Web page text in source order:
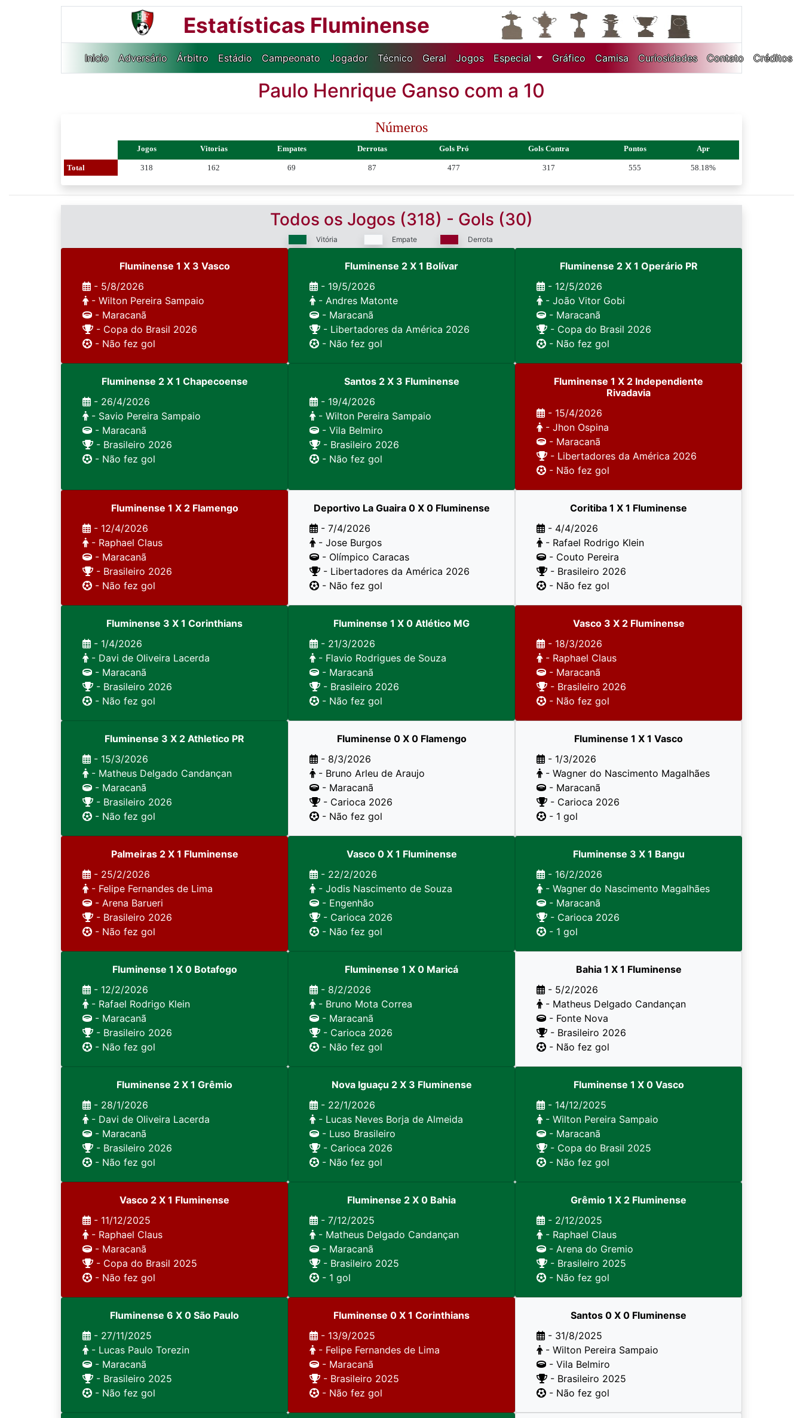
Estatísticas Fluminense
Inicio Adversário Árbitro Estádio Campeonato Jogador Técnico Geral Jogos Especial Gráfico Camisa Curiosidades Contato Créditos
Paulo Henrique Ganso com a 10
Números
Jogos Vitorias Empates Derrotas Gols Pró Gols Contra Pontos Apr
Total 318 162 69 87 477 317 555 58.18%
Todos os Jogos (318) - Gols (30)
Vitória Empate Derrota
Fluminense 1 X 3 Vasco
- 5/8/2026
- Wilton Pereira Sampaio
- Maracanã
- Copa do Brasil 2026
- Não fez gol
Fluminense 2 X 1 Bolívar
- 19/5/2026
- Andres Matonte
- Maracanã
- Libertadores da América 2026
- Não fez gol
Fluminense 2 X 1 Operário PR
- 12/5/2026
- João Vitor Gobi
- Maracanã
- Copa do Brasil 2026
- Não fez gol
Fluminense 2 X 1 Chapecoense
- 26/4/2026
- Savio Pereira Sampaio
- Maracanã
- Brasileiro 2026
- Não fez gol
Santos 2 X 3 Fluminense
- 19/4/2026
- Wilton Pereira Sampaio
- Vila Belmiro
- Brasileiro 2026
- Não fez gol
Fluminense 1 X 2 Independiente
Rivadavia
- 15/4/2026
- Jhon Ospina
- Maracanã
- Libertadores da América 2026
- Não fez gol
Fluminense 1 X 2 Flamengo
- 12/4/2026
- Raphael Claus
- Maracanã
- Brasileiro 2026
- Não fez gol
Deportivo La Guaira 0 X 0 Fluminense
- 7/4/2026
- Jose Burgos
- Olímpico Caracas
- Libertadores da América 2026
- Não fez gol
Coritiba 1 X 1 Fluminense
- 4/4/2026
- Rafael Rodrigo Klein
- Couto Pereira
- Brasileiro 2026
- Não fez gol
Fluminense 3 X 1 Corinthians
- 1/4/2026
- Davi de Oliveira Lacerda
- Maracanã
- Brasileiro 2026
- Não fez gol
Fluminense 1 X 0 Atlético MG
- 21/3/2026
- Flavio Rodrigues de Souza
- Maracanã
- Brasileiro 2026
- Não fez gol
Vasco 3 X 2 Fluminense
- 18/3/2026
- Raphael Claus
- Maracanã
- Brasileiro 2026
- Não fez gol
Fluminense 3 X 2 Athletico PR
- 15/3/2026
- Matheus Delgado Candançan
- Maracanã
- Brasileiro 2026
- Não fez gol
Fluminense 0 X 0 Flamengo
- 8/3/2026
- Bruno Arleu de Araujo
- Maracanã
- Carioca 2026
- Não fez gol
Fluminense 1 X 1 Vasco
- 1/3/2026
- Wagner do Nascimento Magalhães
- Maracanã
- Carioca 2026
- 1 gol
Palmeiras 2 X 1 Fluminense
- 25/2/2026
- Felipe Fernandes de Lima
- Arena Barueri
- Brasileiro 2026
- Não fez gol
Vasco 0 X 1 Fluminense
- 22/2/2026
- Jodis Nascimento de Souza
- Engenhão
- Carioca 2026
- Não fez gol
Fluminense 3 X 1 Bangu
- 16/2/2026
- Wagner do Nascimento Magalhães
- Maracanã
- Carioca 2026
- 1 gol
Fluminense 1 X 0 Botafogo
- 12/2/2026
- Rafael Rodrigo Klein
- Maracanã
- Brasileiro 2026
- Não fez gol
Fluminense 1 X 0 Maricá
- 8/2/2026
- Bruno Mota Correa
- Maracanã
- Carioca 2026
- Não fez gol
Bahia 1 X 1 Fluminense
- 5/2/2026
- Matheus Delgado Candançan
- Fonte Nova
- Brasileiro 2026
- Não fez gol
Fluminense 2 X 1 Grêmio
- 28/1/2026
- Davi de Oliveira Lacerda
- Maracanã
- Brasileiro 2026
- Não fez gol
Nova Iguaçu 2 X 3 Fluminense
- 22/1/2026
- Lucas Neves Borja de Almeida
- Luso Brasileiro
- Carioca 2026
- Não fez gol
Fluminense 1 X 0 Vasco
- 14/12/2025
- Wilton Pereira Sampaio
- Maracanã
- Copa do Brasil 2025
- Não fez gol
Vasco 2 X 1 Fluminense
- 11/12/2025
- Raphael Claus
- Maracanã
- Copa do Brasil 2025
- Não fez gol
Fluminense 2 X 0 Bahia
- 7/12/2025
- Matheus Delgado Candançan
- Maracanã
- Brasileiro 2025
- 1 gol
Grêmio 1 X 2 Fluminense
- 2/12/2025
- Raphael Claus
- Arena do Gremio
- Brasileiro 2025
- Não fez gol
Fluminense 6 X 0 São Paulo
- 27/11/2025
- Lucas Paulo Torezin
- Maracanã
- Brasileiro 2025
- Não fez gol
Fluminense 0 X 1 Corinthians
- 13/9/2025
- Felipe Fernandes de Lima
- Maracanã
- Brasileiro 2025
- Não fez gol
Santos 0 X 0 Fluminense
- 31/8/2025
- Wilton Pereira Sampaio
- Vila Belmiro
- Brasileiro 2025
- Não fez gol